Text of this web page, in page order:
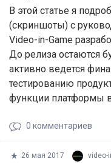
В этой статье я
(скриншоты) с
Video-in-Game
До релиза остаются
активно ведется
тестированию
функции платформы
0 комментариев
26 мая 2017 video-